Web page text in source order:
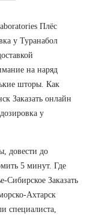
Плёс
у Туранабол
на наряд
шторы. Как
Заказать онлайн
у
довести до
5 минут. Где
Сибирское Заказать
Ахтарск
специалиста,